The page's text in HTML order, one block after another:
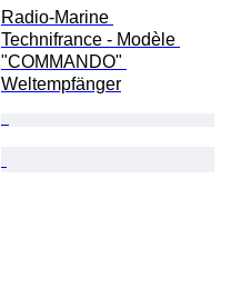
Radio-Marine
Technifrance - Modèle
"COMMANDO"
Weltempfänger